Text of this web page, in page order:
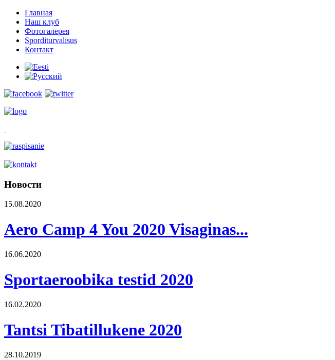
Главная
Наш клуб
Фотогалерея
Sporditurvalisus
Контакт
Новости
15.08.2020
Aero Camp 4 You 2020 Visaginas...
16.06.2020
Sportaeroobika testid 2020
16.02.2020
Tantsi Tibatillukene 2020
28.10.2019